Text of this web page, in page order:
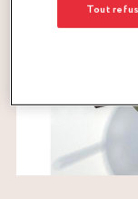
Tout